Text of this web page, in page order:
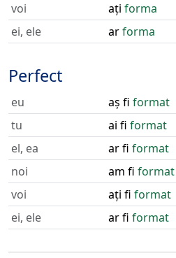
voi
ați forma
ei, ele
arforma
Perfect
eu aș fi format
tu
ai fi format
el, ea
ar fi format
noi
am fi format
voi
ați fi format
ei, ele
ar fi format